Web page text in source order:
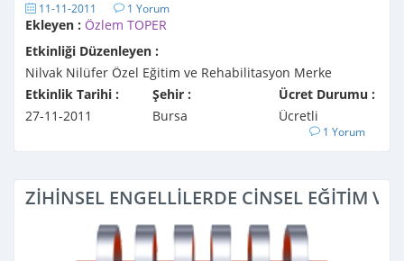
11-11-2011 1 Yorum
Ekleyen : Özlem TOPER
Etkinliği Düzenleyen :
Nilvak Nilüfer Özel Eğitim ve Rehabilitasyon Merke
Etkinlik Tarihi :
27-11-2011
Şehir :
Bursa
Ücret Durumu :
Ücretli
1 Yorum
ZİHİNSEL ENGELLİLERDE CİNSEL EĞİTİM VE